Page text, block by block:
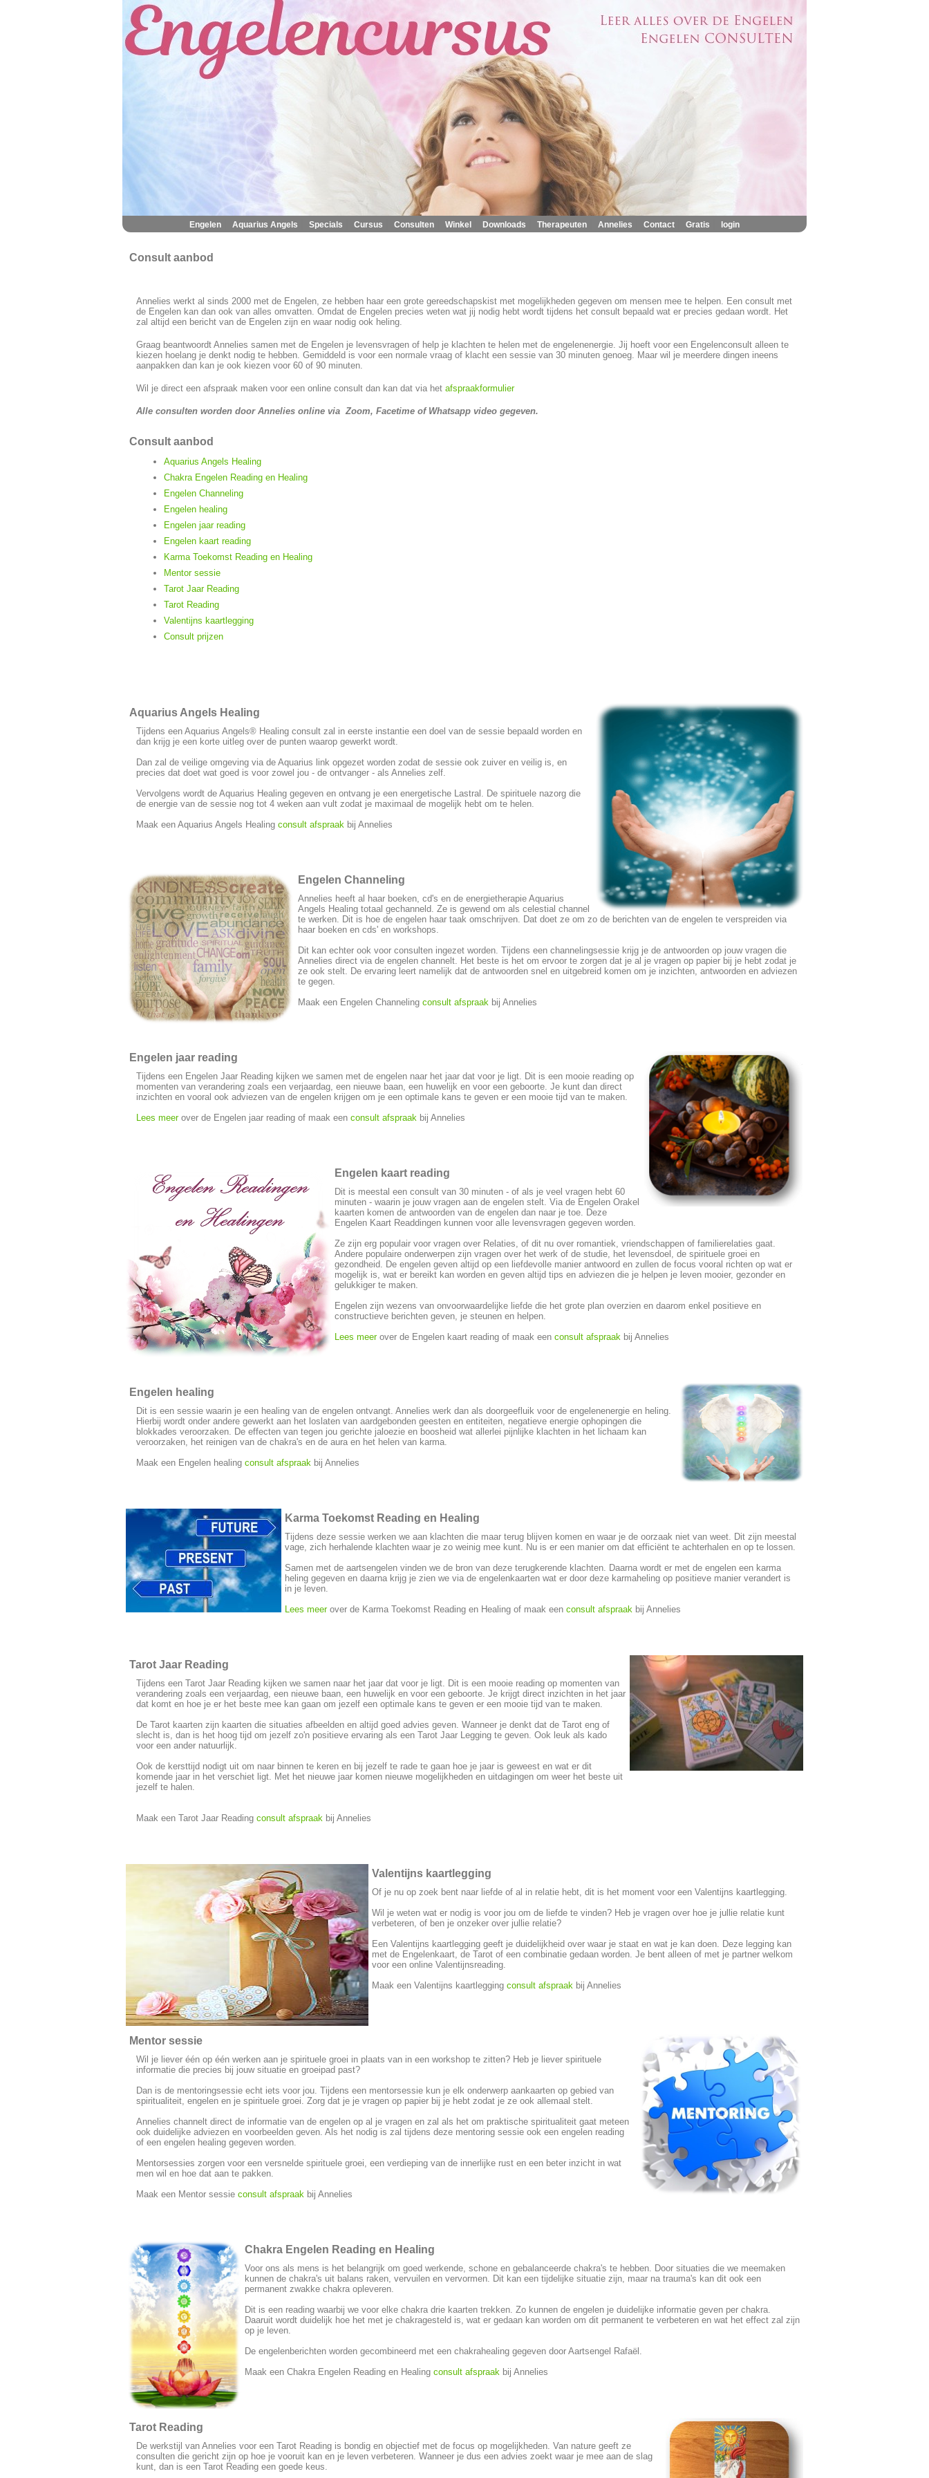
Engelen Aquarius Angels Specials Cursus Consulten Winkel Downloads Therapeuten Annelies Contact Gratis login
Consult aanbod
Annelies werkt al sinds 2000 met de Engelen, ze hebben haar een grote gereedschapskist met mogelijkheden gegeven om mensen mee te helpen. Een consult met
de Engelen kan dan ook van alles omvatten. Omdat de Engelen precies weten wat jij nodig hebt wordt tijdens het consult bepaald wat er precies gedaan wordt. Het
zal altijd een bericht van de Engelen zijn en waar nodig ook heling.
Graag beantwoordt Annelies samen met de Engelen je levensvragen of help je klachten te helen met de engelenenergie. Jij hoeft voor een Engelenconsult alleen te
kiezen hoelang je denkt nodig te hebben. Gemiddeld is voor een normale vraag of klacht een sessie van 30 minuten genoeg. Maar wil je meerdere dingen ineens
aanpakken dan kan je ook kiezen voor 60 of 90 minuten.
Wil je direct een afspraak maken voor een online consult dan kan dat via het afspraakformulier
Alle consulten worden door Annelies online via Zoom, Facetime of Whatsapp video gegeven.
Consult aanbod
Aquarius Angels Healing
Chakra Engelen Reading en Healing
Engelen Channeling
Engelen healing
Engelen jaar reading
Engelen kaart reading
Karma Toekomst Reading en Healing
Mentor sessie
Tarot Jaar Reading
Tarot Reading
Valentijns kaartlegging
Consult prijzen
Aquarius Angels Healing
Tijdens een Aquarius Angels® Healing consult zal in eerste instantie een doel van de sessie bepaald worden en
dan krijg je een korte uitleg over de punten waarop gewerkt wordt.
Dan zal de veilige omgeving via de Aquarius link opgezet worden zodat de sessie ook zuiver en veilig is, en
precies dat doet wat goed is voor zowel jou - de ontvanger - als Annelies zelf.
Vervolgens wordt de Aquarius Healing gegeven en ontvang je een energetische Lastral. De spirituele nazorg die
de energie van de sessie nog tot 4 weken aan vult zodat je maximaal de mogelijk hebt om te helen.
Maak een Aquarius Angels Healing consult afspraak bij Annelies
Engelen Channeling
Annelies heeft al haar boeken, cd's en de energietherapie Aquarius
Angels Healing totaal gechanneld. Ze is gewend om als celestial channel
te werken. Dit is hoe de engelen haar taak omschrijven. Dat doet ze om zo de berichten van de engelen te verspreiden via
haar boeken en cds' en workshops.
Dit kan echter ook voor consulten ingezet worden. Tijdens een channelingsessie krijg je de antwoorden op jouw vragen die
Annelies direct via de engelen channelt. Het beste is het om ervoor te zorgen dat je al je vragen op papier bij je hebt zodat je
ze ook stelt. De ervaring leert namelijk dat de antwoorden snel en uitgebreid komen om je inzichten, antwoorden en adviezen
te gegen.
Maak een Engelen Channeling consult afspraak bij Annelies
Engelen jaar reading
Tijdens een Engelen Jaar Reading kijken we samen met de engelen naar het jaar dat voor je ligt. Dit is een mooie reading op
momenten van verandering zoals een verjaardag, een nieuwe baan, een huwelijk en voor een geboorte. Je kunt dan direct
inzichten en vooral ook adviezen van de engelen krijgen om je een optimale kans te geven er een mooie tijd van te maken.
Lees meerover de Engelen jaar reading of maak een consult afspraak bij Annelies
Engelen kaart reading
Dit is meestal een consult van 30 minuten - of als je veel vragen hebt 60
minuten - waarin je jouw vragen aan de engelen stelt. Via de Engelen Orakel
kaarten komen de antwoorden van de engelen dan naar je toe. Deze
Engelen Kaart Readdingen kunnen voor alle levensvragen gegeven worden.
Ze zijn erg populair voor vragen over Relaties, of dit nu over romantiek, vriendschappen of familierelaties gaat.
Andere populaire onderwerpen zijn vragen over het werk of de studie, het levensdoel, de spirituele groei en
gezondheid. De engelen geven altijd op een liefdevolle manier antwoord en zullen de focus vooral richten op wat er
mogelijk is, wat er bereikt kan worden en geven altijd tips en adviezen die je helpen je leven mooier, gezonder en
gelukkiger te maken.
Engelen zijn wezens van onvoorwaardelijke liefde die het grote plan overzien en daarom enkel positieve en
constructieve berichten geven, je steunen en helpen.
Lees meerover de Engelen kaart reading of maak een consult afspraak bij Annelies
Engelen healing
Dit is een sessie waarin je een healing van de engelen ontvangt. Annelies werk dan als doorgeefluik voor de engelenenergie en heling.
Hierbij wordt onder andere gewerkt aan het loslaten van aardgebonden geesten en entiteiten, negatieve energie ophopingen die
blokkades veroorzaken. De effecten van tegen jou gerichte jaloezie en boosheid wat allerlei pijnlijke klachten in het lichaam kan
veroorzaken, het reinigen van de chakra's en de aura en het helen van karma.
Maak een Engelen healing consult afspraak bij Annelies
Karma Toekomst Reading en Healing
Tijdens deze sessie werken we aan klachten die maar terug blijven komen en waar je de oorzaak niet van weet. Dit zijn meestal
vage, zich herhalende klachten waar je zo weinig mee kunt. Nu is er een manier om dat efficiënt te achterhalen en op te lossen.
Samen met de aartsengelen vinden we de bron van deze terugkerende klachten. Daarna wordt er met de engelen een karma
heling gegeven en daarna krijg je zien we via de engelenkaarten wat er door deze karmaheling op positieve manier verandert is
in je leven.
Lees meerover de Karma Toekomst Reading en Healing of maak een consult afspraak bij Annelies
Tarot Jaar Reading
Tijdens een Tarot Jaar Reading kijken we samen naar het jaar dat voor je ligt. Dit is een mooie reading op momenten van
verandering zoals een verjaardag, een nieuwe baan, een huwelijk en voor een geboorte. Je krijgt direct inzichten in het jaar
dat komt en hoe je er het beste mee kan gaan om jezelf een optimale kans te geven er een mooie tijd van te maken.
De Tarot kaarten zijn kaarten die situaties afbeelden en altijd goed advies geven. Wanneer je denkt dat de Tarot eng of
slecht is, dan is het hoog tijd om jezelf zo'n positieve ervaring als een Tarot Jaar Legging te geven. Ook leuk als kado
voor een ander natuurlijk.
Ook de kersttijd nodigt uit om naar binnen te keren en bij jezelf te rade te gaan hoe je jaar is geweest en wat er dit
komende jaar in het verschiet ligt. Met het nieuwe jaar komen nieuwe mogelijkheden en uitdagingen om weer het beste uit
jezelf te halen.
Maak een Tarot Jaar Reading consult afspraak bij Annelies
Valentijns kaartlegging
Of je nu op zoek bent naar liefde of al in relatie hebt, dit is het moment voor een Valentijns kaartlegging.
Wil je weten wat er nodig is voor jou om de liefde te vinden? Heb je vragen over hoe je jullie relatie kunt
verbeteren, of ben je onzeker over jullie relatie?
Een Valentijns kaartlegging geeft je duidelijkheid over waar je staat en wat je kan doen. Deze legging kan
met de Engelenkaart, de Tarot of een combinatie gedaan worden. Je bent alleen of met je partner welkom
voor een online Valentijnsreading.
Maak een Valentijns kaartlegging consult afspraak bij Annelies
Mentor sessie
Wil je liever één op één werken aan je spirituele groei in plaats van in een workshop te zitten? Heb je liever spirituele
informatie die precies bij jouw situatie en groeipad past?
Dan is de mentoringsessie echt iets voor jou. Tijdens een mentorsessie kun je elk onderwerp aankaarten op gebied van
spiritualiteit, engelen en je spirituele groei. Zorg dat je je vragen op papier bij je hebt zodat je ze ook allemaal stelt.
Annelies channelt direct de informatie van de engelen op al je vragen en zal als het om praktische spiritualiteit gaat meteen
ook duidelijke adviezen en voorbeelden geven. Als het nodig is zal tijdens deze mentoring sessie ook een engelen reading
of een engelen healing gegeven worden.
Mentorsessies zorgen voor een versnelde spirituele groei, een verdieping van de innerlijke rust en een beter inzicht in wat
men wil en hoe dat aan te pakken.
Maak een Mentor sessie consult afspraak bij Annelies
Chakra Engelen Reading en Healing
Voor ons als mens is het belangrijk om goed werkende, schone en gebalanceerde chakra's te hebben. Door situaties die we meemaken
kunnen de chakra's uit balans raken, vervuilen en vervormen. Dit kan een tijdelijke situatie zijn, maar na trauma's kan dit ook een
permanent zwakke chakra opleveren.
Dit is een reading waarbij we voor elke chakra drie kaarten trekken. Zo kunnen de engelen je duidelijke informatie geven per chakra.
Daaruit wordt duidelijk hoe het met je chakragesteld is, wat er gedaan kan worden om dit permanent te verbeteren en wat het effect zal zijn
op je leven.
De engelenberichten worden gecombineerd met een chakrahealing gegeven door Aartsengel Rafaël.
Maak een Chakra Engelen Reading en Healing consult afspraak bij Annelies
Tarot Reading
De werkstijl van Annelies voor een Tarot Reading is bondig en objectief met de focus op mogelijkheden. Van nature geeft ze
consulten die gericht zijn op hoe je vooruit kan en je leven verbeteren. Wanneer je dus een advies zoekt waar je mee aan de slag
kunt, dan is een Tarot Reading een goede keus.